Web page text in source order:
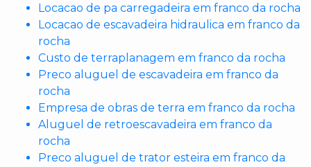
Locacao de pa carregadeira em franco da rocha
Locacao de escavadeira hidraulica em franco da
rocha
Custo de terraplanagem em franco da rocha
Preco aluguel de escavadeira em franco da
rocha
Empresa de obras de terra em franco da rocha
Aluguel de retroescavadeira em franco da
rocha
Preco aluguel de trator esteira em franco da